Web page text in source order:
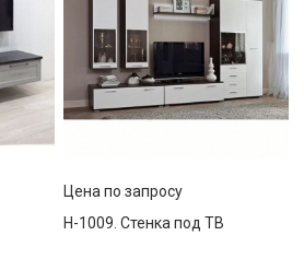
Цена по запросу
Н-1009. Стенка под ТВ